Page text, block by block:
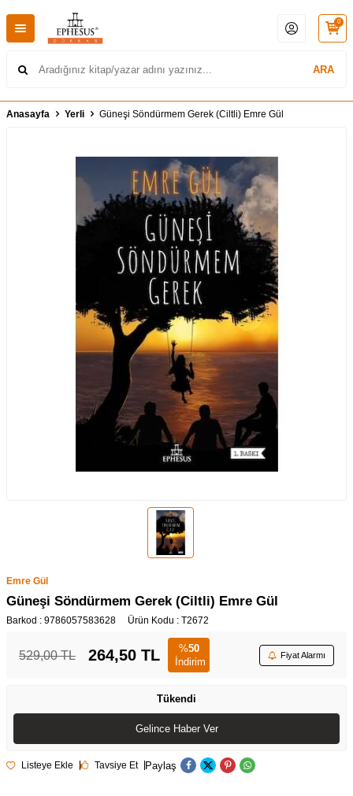
ARA
0
Anasayfa Yerli Güneşi Söndürmem Gerek (Ciltli) Emre Gül
Emre Gül
Güneşi Söndürmem Gerek (Ciltli) Emre Gül
Barkod : 9786057583628 Ürün Kodu : T2672
529,00TL 264,50 TL %50
İndirim
Fiyat Alarmı
Tükendi
Gelince Haber Ver
Listeye Ekle Tavsiye Et Paylaş